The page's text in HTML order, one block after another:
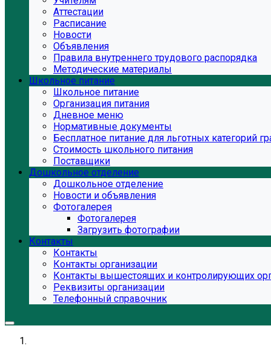
Аттестации
Расписание
Новости
Объявления
Правила внутреннего трудового распорядка
Методические материалы
Школьное питание
Школьное питание
Организация питания
Дневное меню
Нормативные документы
Бесплатное питание для льготных категорий
Стоимость школьного питания
Поставщики
Дошкольное отделение
Дошкольное отделение
Новости и объявления
Фотогалерея
Фотогалерея
Загрузить фотографии
Контакты
Контакты
Контакты организации
Контакты вышестоящих и контролирующих
Реквизиты организации
Телефонный справочник